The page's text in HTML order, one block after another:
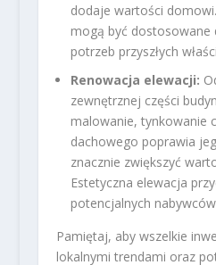
dodaje wartości
mogą być dostosowane
potrzeb przyszłych
Renowacja elewacji:
zewnętrznej części
malowanie, tynkowanie
dachowego poprawia
znacznie zwiększyć
Estetyczna elewacja
potencjalnych
Pamiętaj, aby wszelkie
lokalnymi trendami oraz